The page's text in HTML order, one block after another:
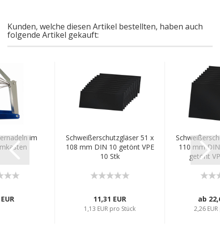
Kunden, welche diesen Artikel bestellten, haben auch
folgende Artikel gekauft:
im
Schweißerschutzgläser 51 x
108 mm DIN 10 getönt VPE
10 Stk
11,31 EUR
1,13 EUR pro Stück
110 mm
getönt
ab
2,26